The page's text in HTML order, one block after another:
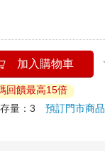
加入購物車
回饋最高15倍
存量：3預訂門市商品